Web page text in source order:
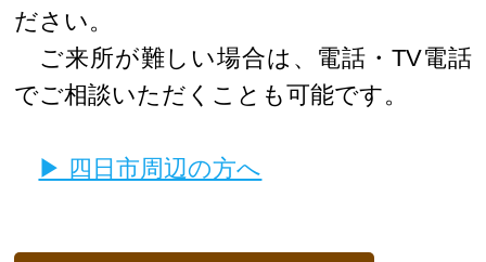
ださい。
ご来所が難しい場合は、電話・TV電話
でご相談いただくことも可能です。
▶ 四日市周辺の方へ